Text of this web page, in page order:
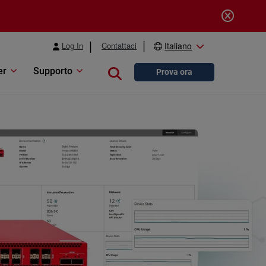
Log In Contattaci Italiano
Supporto Close searchProva ora